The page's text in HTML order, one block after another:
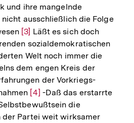
und ihre mangelnde
ausschließlich die Folge
Zur
Auflösung
der
Fußnote
[3] Läßt es sich doch
sozialdemokratischen
Welt noch immer die
dem engen Kreis der
der Vorkriegs-
Zur
Auflösung
der
[4] -Daß das erstarrte
die
Partei weit wirksamer